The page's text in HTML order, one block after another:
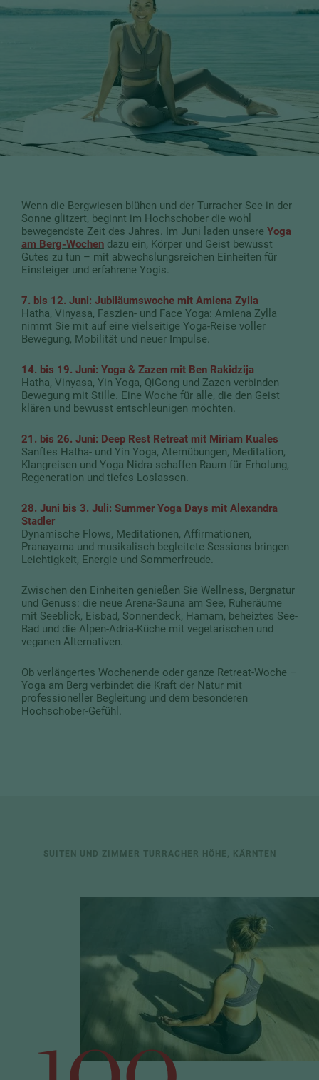
Wenn die Bergwiesen blühen und der Turracher See in der
Sonne glitzert, beginnt im Hochschober die wohl
bewegendste Zeit des Jahres. Im Juni laden unsere Yoga
am Berg-Wochen dazu ein, Körper und Geist bewusst
Gutes zu tun – mit abwechslungsreichen Einheiten für
Einsteiger und erfahrene Yogis.
7. bis 12. Juni: Jubiläumswoche mit Amiena Zylla
Hatha, Vinyasa, Faszien- und Face Yoga: Amiena Zylla
nimmt Sie mit auf eine vielseitige Yoga-Reise voller
Bewegung, Mobilität und neuer Impulse.
14. bis 19. Juni: Yoga & Zazen mit Ben Rakidzija
Hatha, Vinyasa, Yin Yoga, QiGong und Zazen verbinden
Bewegung mit Stille. Eine Woche für alle, die den Geist
klären und bewusst entschleunigen möchten.
21. bis 26. Juni: Deep Rest Retreat mit Miriam Kuales
Sanftes Hatha- und Yin Yoga, Atemübungen, Meditation,
Klangreisen und Yoga Nidra schaffen Raum für Erholung,
Regeneration und tiefes Loslassen.
28. Juni bis 3. Juli: Summer Yoga Days mit Alexandra
Stadler
Dynamische Flows, Meditationen, Affirmationen,
Pranayama und musikalisch begleitete Sessions bringen
Leichtigkeit, Energie und Sommerfreude.
Zwischen den Einheiten genießen Sie Wellness, Bergnatur
und Genuss: die neue Arena-Sauna am See, Ruheräume
mit Seeblick, Eisbad, Sonnendeck, Hamam, beheiztes See-
Bad und die Alpen-Adria-Küche mit vegetarischen und
veganen Alternativen.
Ob verlängertes Wochenende oder ganze Retreat-Woche –
Yoga am Berg verbindet die Kraft der Natur mit
professioneller Begleitung und dem besonderen
Hochschober-Gefühl.
SUITEN UND ZIMMER TURRACHER HÖHE, KÄRNTEN